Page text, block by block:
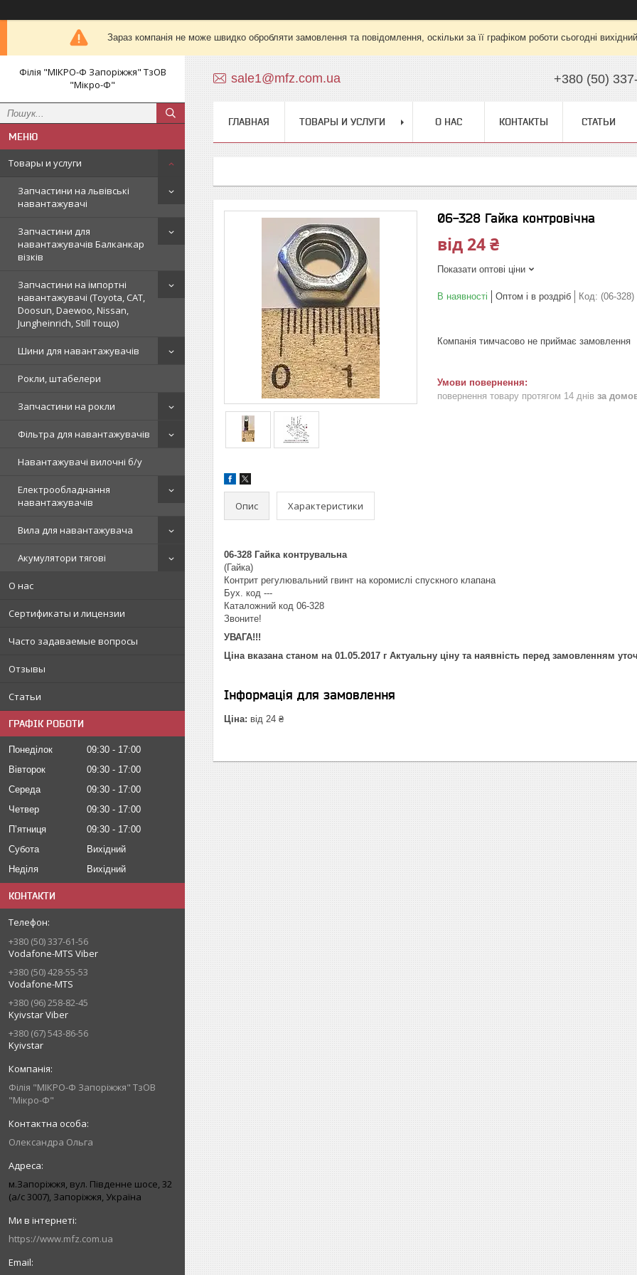
Зараз компанія не може швидко обробляти замовлення та повідомлення, оскільки за її графіком роботи сьогодні
Філія "МІКРО-Ф Запоріжжя" ТзОВ
"Мікро-Ф"
Товары и услуги
Запчастини на львівські
навантажувачі
Запчастини для
навантажувачів Балканкар
візків
Запчастини на імпортні
навантажувачі (Toyota, CAT,
Doosun, Daewoo, Nissan,
Jungheinrich, Still тощо)
Шини для навантажувачів
Рокли, штабелери
Запчастини на рокли
Фільтра для навантажувачів
Навантажувачі вилочні б/у
Електрообладнання
навантажувачів
Вила для навантажувача
Акумулятори тягові
О нас
Сертификаты и лицензии
Часто задаваемые вопросы
Отзывы
Статьи
ГРАФІК РОБОТИ
Понеділок 09:30
17:00
Вівторок
09:30
17:00
Середа
09:30
17:00
Четвер
09:30
17:00
Пʼятниця
09:30
17:00
Субота
Вихідний
Неділя
Вихідний
КОНТАКТИ
+380 (50) 337-61-56
Vodafone-MTS Viber
+380 (50) 428-55-53
Vodafone-MTS
+380 (96) 258-82-45
Kyivstar Viber
+380 (67) 543-86-56
Kyivstar
Філія "МІКРО-Ф Запоріжжя" ТзОВ
"Мікро-Ф"
Олександра Ольга
м.Запоріжжя, вул. Південне шосе, 32
(а/с 3007), Запоріжжя, Україна
https://www.mfz.com.ua
sale1@mfz.com.ua +380 (50)
ГЛАВНАЯ ТОВАРЫ И УСЛУГИ О НАС КОНТАКТЫ СТАТЬИ
06-328 Гайка контровічна
від 24 ₴
Показати оптові ціни
В наявності Оптом і в роздріб Код: (06-328)
Компанія тимчасово не приймає замовлення
повернення товару протягом 14 днів за
Опис Характеристики
06-328 Гайка контрувальна
(Гайка)
Контрит регулювальний гвинт на коромислі спускного клапана
Бух. код ---
Каталожний код 06-328
Звоните!
УВАГА!!!
Ціна вказана станом на 01.05.2017 г Актуальну ціну та наявність перед замовленням
Інформація для замовлення
Ціна: від 24 ₴